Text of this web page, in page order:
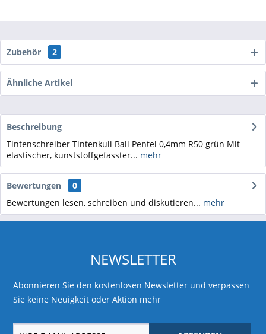
Zubehör 2
Ähnliche Artikel
Beschreibung
Tintenschreiber Tintenkuli Ball Pentel 0,4mm R50 grün Mit
elastischer, kunststoffgefasster... mehr
Bewertungen
0
Bewertungen lesen, schreiben und diskutieren... mehr
NEWSLETTER
Abonnieren Sie den kostenlosen Newsletter und verpassen
Sie keine Neuigkeit oder Aktion mehr